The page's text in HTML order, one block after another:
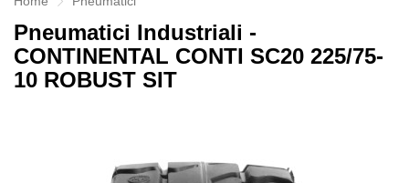
Pneumatici Industriali -
CONTINENTAL CONTI SC20 225/75-
10 ROBUST SIT